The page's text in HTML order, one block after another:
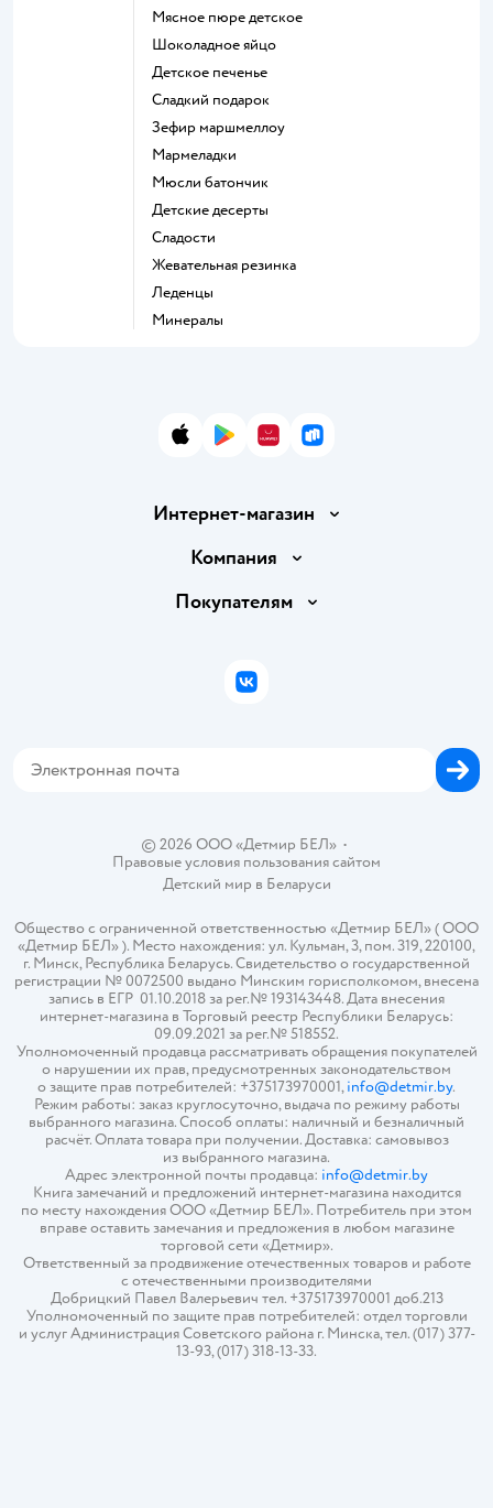
мясное пюре детское
шоколадное яйцо
детское печенье
сладкий подарок
зефир маршмеллоу
мармеладки
мюсли батончик
детские десерты
сладости
жевательная резинка
леденцы
Минералы
App StoreGoogle Play
AppGallery
RuStore
Интернет-магазин
Доставка и оплата
Правила продажи
Политика использования файлов cookie
Компания
Вакансии
Покупателям
Бонусные карты
© 2026 ООО «Детмир БЕЛ»•
Правовые условия пользования сайтом
Детский мир в Беларуси
Общество с ограниченной ответственностью «Детмир БЕЛ» ( ООО
«Детмир БЕЛ» ). Место нахождения: ул. Кульман, 3, пом. 319, 220100,
г. Минск, Республика Беларусь. Свидетельство о государственной
регистрации № 0072500 выдано Минским горисполкомом, внесена
запись в ЕГР 01.10.2018 за рег.№ 193143448. Дата внесения
интернет-магазина в Торговый реестр Республики Беларусь:
09.09.2021 за рег.№ 518552.
Уполномоченный продавца рассматривать обращения покупателей
о нарушении их прав, предусмотренных законодательством
о защите прав потребителей: +375173970001,info@detmir.by.
Режим работы: заказ круглосуточно, выдача по режиму работы
выбранного магазина. Способ оплаты: наличный и безналичный
расчёт. Оплата товара при получении. Доставка: самовывоз
из выбранного магазина.
Адрес электронной почты продавца: info@detmir.by
Книга замечаний и предложений интернет-магазина находится
по месту нахождения ООО «Детмир БЕЛ». Потребитель при этом
вправе оставить замечания и предложения в любом магазине
торговой сети «Детмир».
Ответственный за продвижение отечественных товаров и работе
с отечественными производителями
Добрицкий Павел Валерьевич тел. +375173970001 доб.213
Уполномоченный по защите прав потребителей: отдел торговли
и услуг Администрация Советского района г. Минска, тел. (017) 377-
13-93, (017) 318-13-33.
ВКонтакте